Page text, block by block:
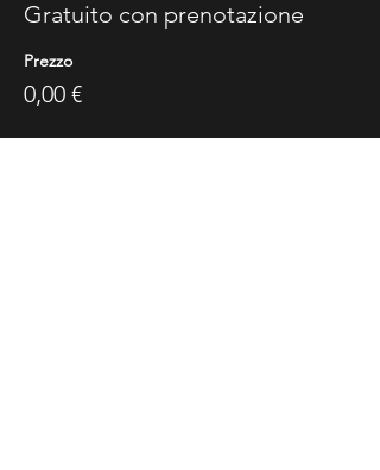
Gratuito con prenotazione
Prezzo
0,00 €